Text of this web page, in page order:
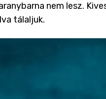
nem lesz.
tálaljuk.